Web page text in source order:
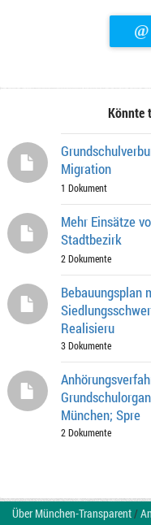
@
Könnte
Migration
1 Dokument
Mehr Einsätze
Stadtbezirk
2 Dokumente
Bebauungsplan
Realisieru
3 Dokumente
München; Spre
2 Dokumente
Über München-Transparent/